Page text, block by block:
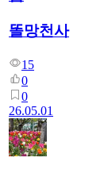
똘망천사
15
0
0
26.05.01